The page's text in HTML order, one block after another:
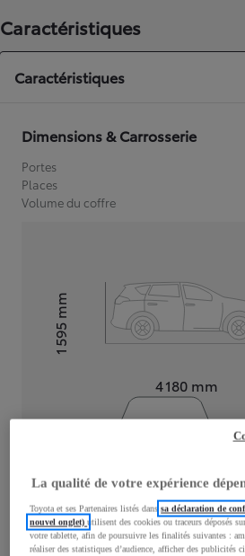
Caractéristiques
Caractéristiques
Dimensions & Carrosserie
Portes
Places
Volume du coffre
4 180 mm
Hauteur1 595
mm
Largeur
1 765mm
La qualité de votre expérience
Toyota et ses Partenaires listés danssa déclaration de
nouvel onglet)utilisent des cookies ou traceurs déposés
votre tablette, afin de poursuivre les finalités suivantes :
réaliser des statistiques d’audience, afficher des publicités